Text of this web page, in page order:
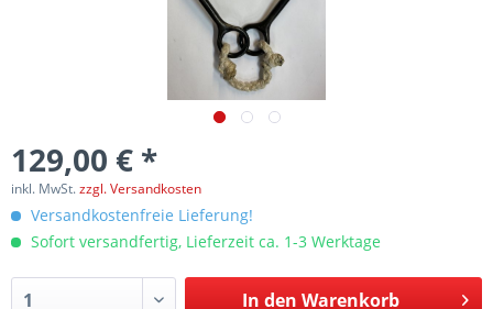
129,00 € *
inkl. MwSt.zzgl. Versandkosten
Versandkostenfreie Lieferung!
Sofort versandfertig, Lieferzeit ca. 1-3 Werktage
In den Warenkorb